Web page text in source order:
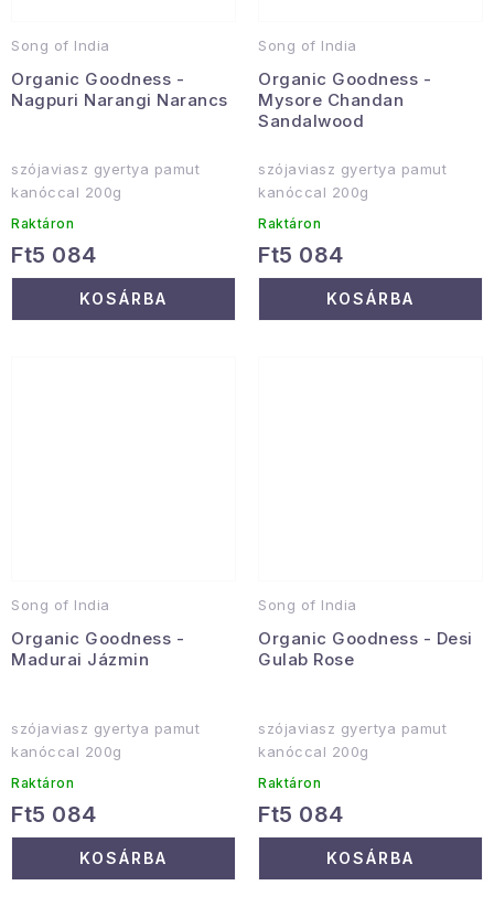
Song of India
Organic Goodness -
Nagpuri Narangi Narancs
szójaviasz gyertya pamut
kanóccal 200g
Raktáron
Ft5 084
KOSÁRBA
Song of India
Organic Goodness -
Mysore Chandan
Sandalwood
szójaviasz gyertya pamut
kanóccal 200g
Raktáron
Ft5 084
KOSÁRBA
Song of India
Organic Goodness -
Madurai Jázmin
szójaviasz gyertya pamut
kanóccal 200g
Raktáron
Ft5 084
KOSÁRBA
Song of India
Organic Goodness - Desi
Gulab Rose
szójaviasz gyertya pamut
kanóccal 200g
Raktáron
Ft5 084
KOSÁRBA